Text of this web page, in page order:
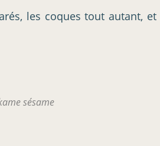
les coques tout autant,
sésame